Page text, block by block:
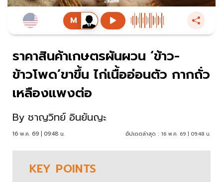
ราคาสินค้าเกษตรผันผวน ‘ข้าว-
ข้าวโพด’ขาขึ้น ไก่เนื้ออ่อนตัว กากถั่ว
เหลืองแพงต่อ
By ชาญวิทย์ อินยันญะ
16 พ.ค. 69 | 09:48 น. อัปเดตล่าสุด : 16 พ.ค. 69 | 09:48 น.
KEY POINTS